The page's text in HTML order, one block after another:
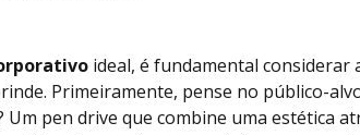
ideal, é fundamental considerar
Primeiramente, pense no público-
pen drive que combine uma estética